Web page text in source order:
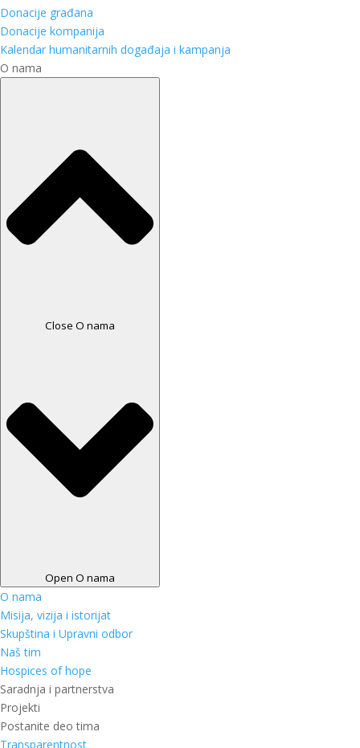
Donacije građana
Donacije kompanija
Kalendar humanitarnih događaja i kampanja
O nama
Close O nama
Open O nama
O nama
Misija, vizija i istorijat
Skupština i Upravni odbor
Naš tim
Hospices of hope
Saradnja i partnerstva
Projekti
Postanite deo tima
Transparentnost